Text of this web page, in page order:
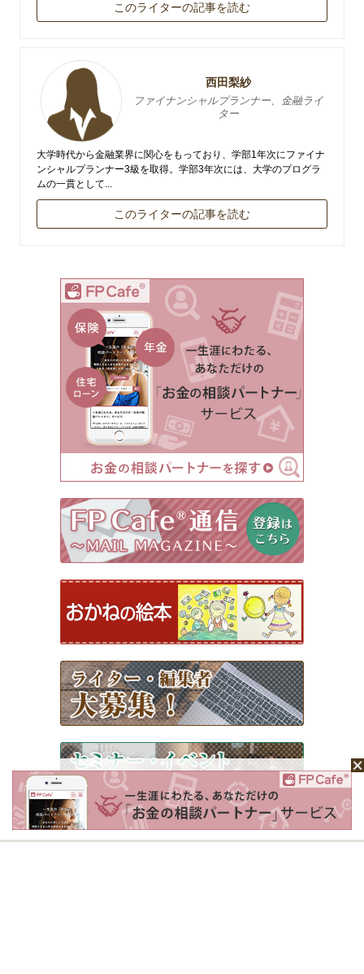
このライターの記事を読む
西田梨紗
ファイナンシャルプランナー、金融ライ
ター
大学時代から金融業界に関心をもっており、学部1年次にファイナ
ンシャルプランナー3級を取得。学部3年次には、大学のプログラ
ムの一貫として...
このライターの記事を読む